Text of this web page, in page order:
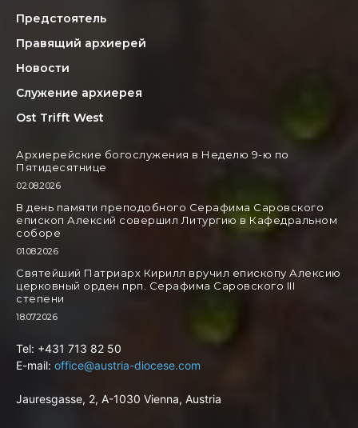
Предстоятель
Правящий архиерей
Новости
Служение архиерея
Ost Trifft West
Архиерейские богослужения в Неделю 9-ю по
Пятидесятнице
02.08.2026
В день памяти преподобного Серафима Саровского
епископ Алексий совершил Литургию в Кафедральном
соборе
01.08.2026
Святейший Патриарх Кирилл вручил епископу Алексию
церковный орден прп. Серафима Саровского III
степени
18.07.2026
Tel: +431 713 82 50
E-mail: office@austria-diocese.com
Jauresgasse, 2, A-1030 Vienna, Austria